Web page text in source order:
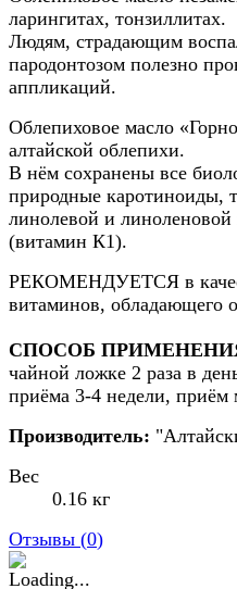
ларингитах, тонзиллитах.
Людям, страдающим
пародонтозом полезно
аппликаций.
Облепиховое масло
алтайской облепихи.
В нём сохранены все
природные каротиноиды,
линолевой и
(витамин К1).
РЕКОМЕНДУЕТСЯ в
витаминов, обладающего
СПОСОБ
чайной ложке 2 раза в
приёма 3-4 недели, приём
Производитель:
Вес
0.16 кг
Отзывы (0)